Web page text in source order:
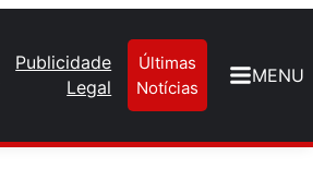
Publicidade
Legal
Últimas
Notícias
MENU